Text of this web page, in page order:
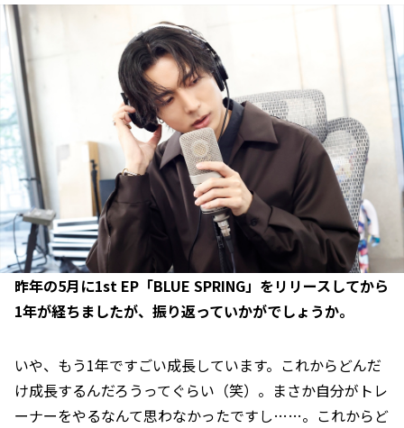
――昨年の5月に1st EP「BLUE SPRING」をリリースしてから
1年が経ちましたが、振り返っていかがでしょうか。
いや、もう1年ですごい成長しています。これからどんだ
け成長するんだろうってぐらい（笑）。まさか自分がトレ
ーナーをやるなんて思わなかったですし……。これからど